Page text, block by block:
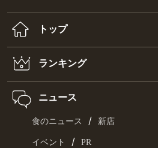
トップ
ランキング
ニュース
食のニュース / 新店
イベント / PR